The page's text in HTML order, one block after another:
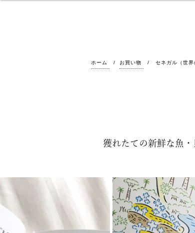
ホーム お買い物 セネガル（世界
獲れたての新鮮な魚